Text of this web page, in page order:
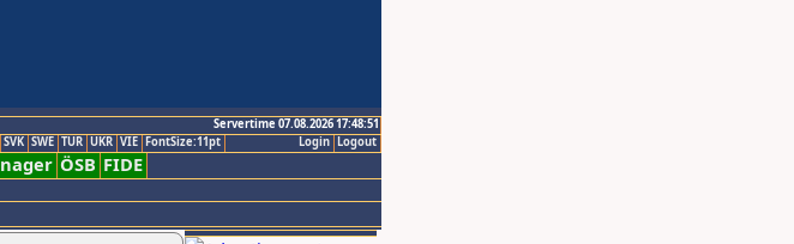
Servertime 07.08.2026 17:48:51
Logout
Login
SVK SWE TUR UKR VIE FontSize:11pt
ÖSB FIDE